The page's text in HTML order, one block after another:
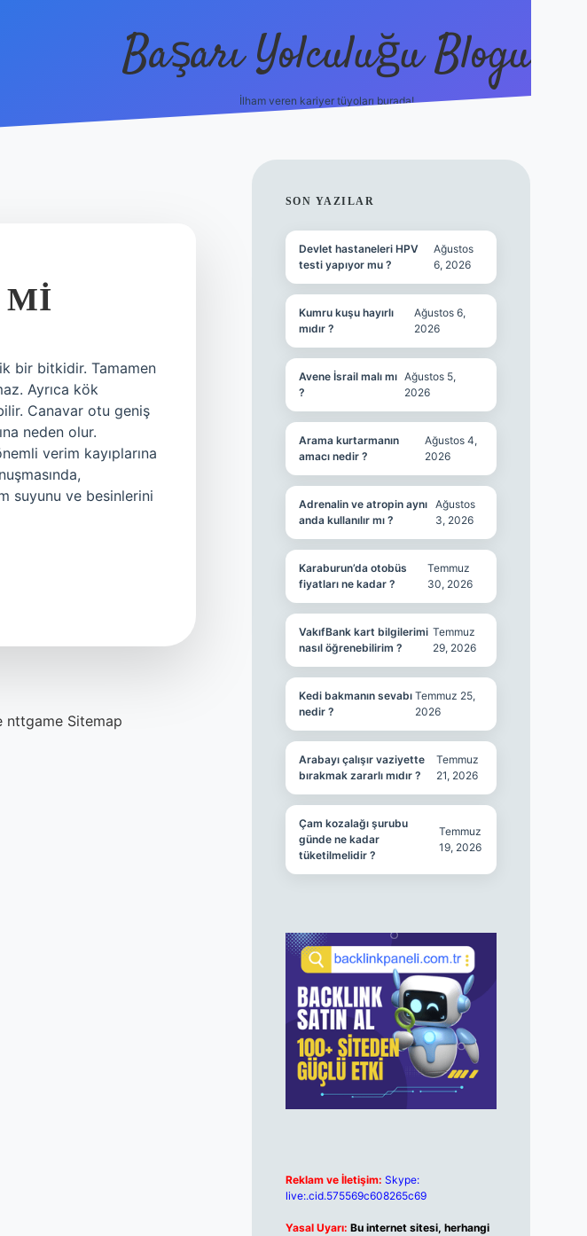
Başarı Yolculuğu Blogu
İlham veren kariyer tüyoları burada!
MI
bir bitkidir. Tamamen
Ayrıca kök
Canavar otu geniş
neden olur.
verim kayıplarına
suyunu ve besinlerini
nttgame Sitemap
SIDEBAR
SON YAZILAR
Devlet hastaneleri HPV
testi yapıyor mu ?
Ağustos
6, 2026
Kumru kuşu hayırlı
mıdır ?
Ağustos 6,
2026
Avene İsrail malı mı
?
Ağustos 5,
2026
Arama kurtarmanın
amacı nedir ?
Ağustos 4,
2026
Adrenalin ve atropin aynı
anda kullanılır mı ?
Ağustos
3, 2026
Karaburun’da otobüs
fiyatları ne kadar ?
Temmuz
30, 2026
VakıfBank kart bilgilerimi
nasıl öğrenebilirim ?
Temmuz
29, 2026
Kedi bakmanın sevabı
nedir ?
Temmuz 25,
2026
Arabayı çalışır vaziyette
bırakmak zararlı mıdır ?
Temmuz
21, 2026
Çam kozalağı şurubu
günde ne kadar
tüketilmelidir ?
Temmuz
19, 2026
Reklam ve İletişim: Skype:
live:.cid.575569c608265c69
Yasal Uyarı: Bu internet sitesi, herhangi
https://